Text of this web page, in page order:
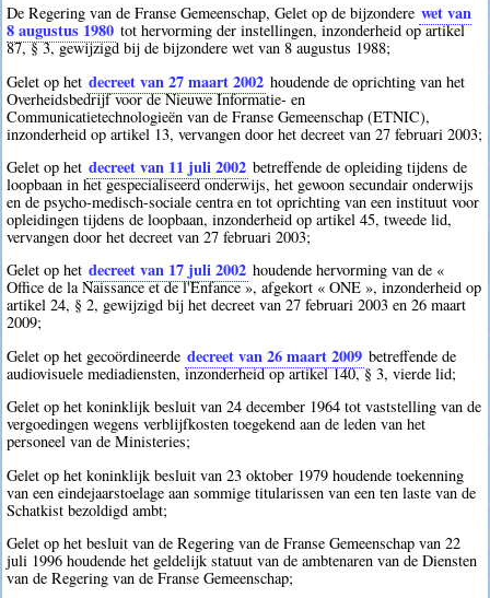
De Regering van de Franse Gemeenschap, Gelet op de bijzondere wet van
8 augustus 1980 tot hervorming der instellingen, inzonderheid op artikel
87, § 3, gewijzigd bij de bijzondere wet van 8 augustus 1988;
Gelet op het decreet van 27 maart 2002 houdende de oprichting van het
Overheidsbedrijf voor de Nieuwe Informatie- en
Communicatietechnologieën van de Franse Gemeenschap (ETNIC),
inzonderheid op artikel 13, vervangen door het decreet van 27 februari 2003;
Gelet op het decreet van 11 juli 2002 betreffende de opleiding tijdens de
loopbaan in het gespecialiseerd onderwijs, het gewoon secundair onderwijs
en de psycho-medisch-sociale centra en tot oprichting van een instituut voor
opleidingen tijdens de loopbaan, inzonderheid op artikel 45, tweede lid,
vervangen door het decreet van 27 februari 2003;
Gelet op het decreet van 17 juli 2002 houdende hervorming van de «
Office de la Naissance et de l'Enfance », afgekort « ONE », inzonderheid op
artikel 24, § 2, gewijzigd bij het decreet van 27 februari 2003 en 26 maart
2009;
Gelet op het gecoördineerde decreet van 26 maart 2009 betreffende de
audiovisuele mediadiensten, inzonderheid op artikel 140, § 3, vierde lid;
Gelet op het koninklijk besluit van 24 december 1964 tot vaststelling van de
vergoedingen wegens verblijfkosten toegekend aan de leden van het
personeel van de Ministeries;
Gelet op het koninklijk besluit van 23 oktober 1979 houdende toekenning
van een eindejaarstoelage aan sommige titularissen van een ten laste van de
Schatkist bezoldigd ambt;
Gelet op het besluit van de Regering van de Franse Gemeenschap van 22
juli 1996 houdende het geldelijk statuut van de ambtenaren van de Diensten
van de Regering van de Franse Gemeenschap;